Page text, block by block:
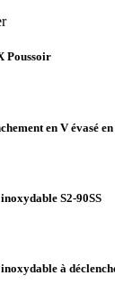
Poussoir
en V évasé
S2-90SS
à